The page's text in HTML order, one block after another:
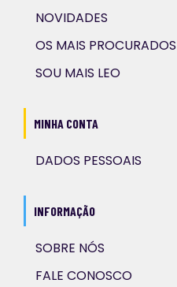
NOVIDADES
OS MAIS PROCURADOS
SOU MAIS LEO
MINHA CONTA
DADOS PESSOAIS
INFORMAÇÃO
SOBRE NÓS
FALE CONOSCO